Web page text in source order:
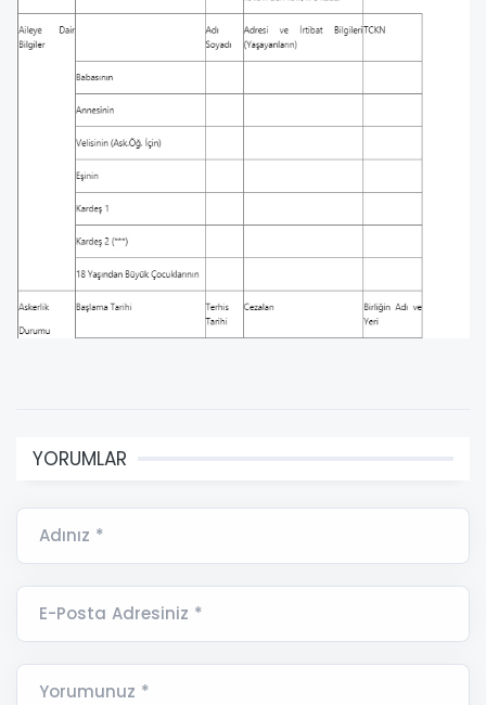
YORUMLAR
Adınız *
E-Posta Adresiniz *
Yorumunuz *